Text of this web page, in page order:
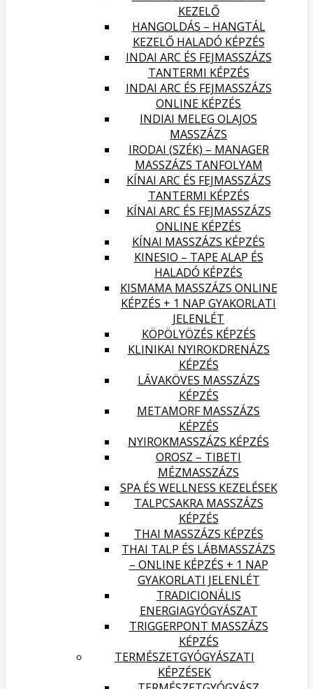
KEZELŐ
HANGOLDÁS – HANGTÁL
KEZELŐ HALADÓ KÉPZÉS
INDAI ARC ÉS FEJMASSZÁZS
TANTERMI KÉPZÉS
INDAI ARC ÉS FEJMASSZÁZS
ONLINE KÉPZÉS
INDIAI MELEG OLAJOS
MASSZÁZS
IRODAI (SZÉK) – MANAGER
MASSZÁZS TANFOLYAM
KÍNAI ARC ÉS FEJMASSZÁZS
TANTERMI KÉPZÉS
KÍNAI ARC ÉS FEJMASSZÁZS
ONLINE KÉPZÉS
KÍNAI MASSZÁZS KÉPZÉS
KINESIO – TAPE ALAP ÉS
HALADÓ KÉPZÉS
KISMAMA MASSZÁZS ONLINE
KÉPZÉS + 1 NAP GYAKORLATI
JELENLÉT
KÖPÖLYÖZÉS KÉPZÉS
KLINIKAI NYIROKDRENÁZS
KÉPZÉS
LÁVAKÖVES MASSZÁZS
KÉPZÉS
METAMORF MASSZÁZS
KÉPZÉS
NYIROKMASSZÁZS KÉPZÉS
OROSZ – TIBETI
MÉZMASSZÁZS
SPA ÉS WELLNESS KEZELÉSEK
TALPCSAKRA MASSZÁZS
KÉPZÉS
THAI MASSZÁZS KÉPZÉS
THAI TALP ÉS LÁBMASSZÁZS
– ONLINE KÉPZÉS + 1 NAP
GYAKORLATI JELENLÉT
TRADICIONÁLIS
ENERGIAGYÓGYÁSZAT
TRIGGERPONT MASSZÁZS
KÉPZÉS
TERMÉSZETGYÓGYÁSZATI
KÉPZÉSEK